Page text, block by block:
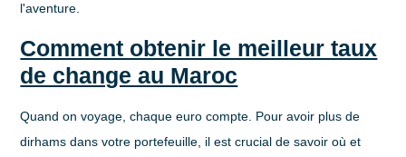
l'aventure.
Comment obtenir le meilleur taux
de change au Maroc
Quand on voyage, chaque euro compte. Pour avoir plus de
dirhams dans votre portefeuille, il est crucial de savoir où et